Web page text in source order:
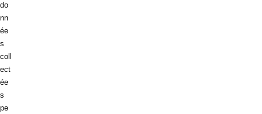
do
nn
ée
s
coll
ect
ée
s
pe